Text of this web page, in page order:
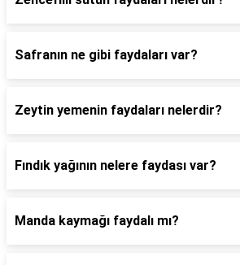
Safranın ne gibi faydaları var?
Zeytin yemenin faydaları nelerdir?
Fındık yağının nelere faydası var?
Manda kaymağı faydalı mı?